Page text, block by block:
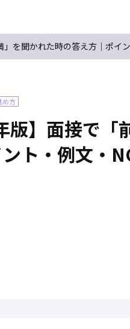
」を聞かれた時の答え方｜ポイ
め方
版】面接で
ト・例文・